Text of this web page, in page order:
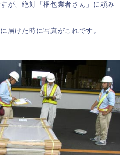
が、絶対「梱包業者さん」に頼み
届けた時に写真がこれです。